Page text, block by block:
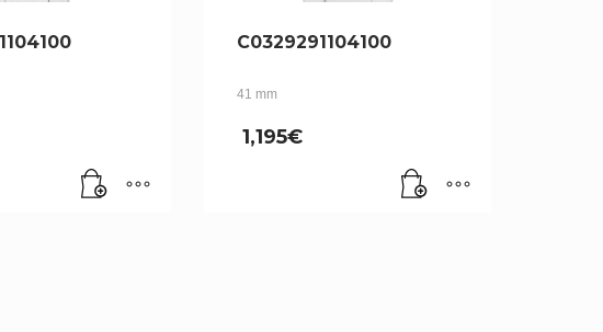
C0329291104100
41 mm
1,195€